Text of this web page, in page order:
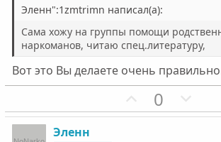
н
ы
й
г
о
о
ы
й
г
о
о
Эленн":1zmtrimn написал(а):
Сама хожу на группы помощи
наркоманов, читаю спец.литературу,
Вот это Вы делаете очень
П
о
0
е
Эленн